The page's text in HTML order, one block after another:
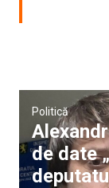
Politică
de date